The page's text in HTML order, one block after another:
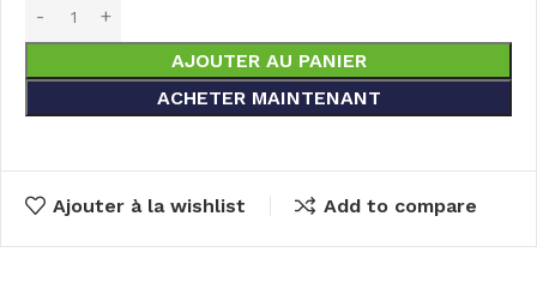
AJOUTER AU PANIER
ACHETER MAINTENANT
Ajouter à la wishlist Add to compare